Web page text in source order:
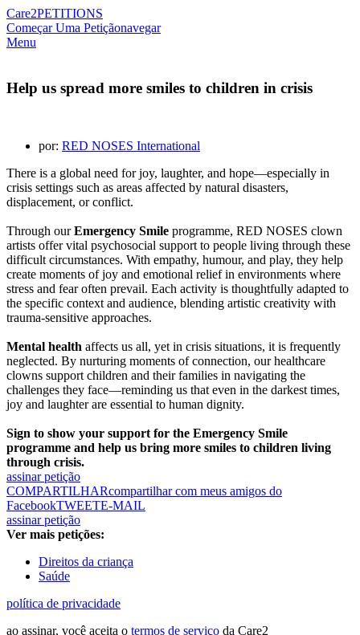
Care2PETITIONS
Começar Uma Petiçãonavegar
Menu
Help us spread more smiles to children in crisis
por: RED NOSES International
There is a global need for joy, laughter, and hope—especially in
crisis settings such as areas affected by natural disasters,
displacement, or conflict.
Through ourEmergency Smile programme, RED NOSES clown
artists offer vital psychosocial support to people living through these
difficult circumstances. With empathy, humour, and play, they help
create moments of joy and emotional relief in environments where
stress and fear often prevail. Each activity is thoughtfully adapted to
the specific context and audience, blending artistic creativity with
trauma-sensitive approaches.
Mental health affects us all, yet in crisis situations, it is frequently
neglected. By nurturing moments of connection, our healthcare
clowns support children and their families in navigating the
challenges they face—reminding us that even in the darkest times,
joy and laughter are essential to human dignity.
Sign to show your support for the Emergency Smile
programme and help us bring more smiles to children living
through crisis.
assinar petição
COMPARTILHARcompartilhar com meus amigos do
FacebookTWEETE-MAIL
assinar petição
Ver mais petições:
Direitos da criança
Saúde
política de privacidade
ao assinar, você aceita o termos de serviço da Care2